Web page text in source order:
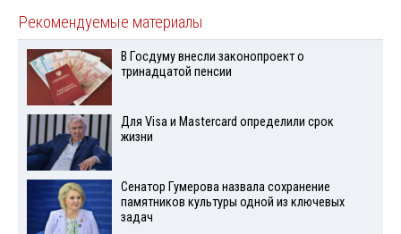
Рекомендуемые материалы
В Госдуму внесли законопроект о
тринадцатой пенсии
Для Visа и Mastercard определили срок
жизни
Сенатор Гумерова назвала сохранение
памятников культуры одной из ключевых
задач